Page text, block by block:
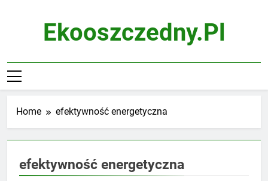
Ekooszczedny.pl
Home efektywność energetyczna
efektywność energetyczna